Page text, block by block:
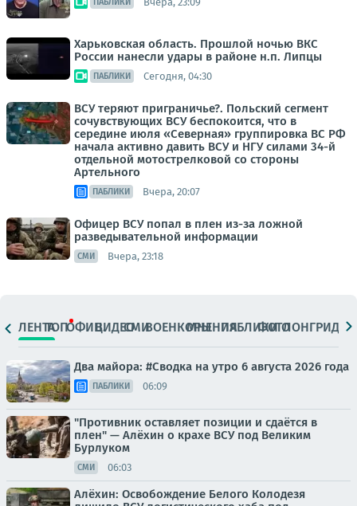
Харьковская область. Прошлой ночью ВКС
России нанесли удары в районе н.п. Липцы
ПАБЛИКИ Сегодня, 04:30
ВСУ теряют приграничье?. Польский сегмент
сочувствующих ВСУ беспокоится, что в
середине июля «Северная» группировка ВС РФ
начала активно давить ВСУ и НГУ силами 34-й
отдельной мотострелковой со стороны
Артельного
ПАБЛИКИ Вчера, 20:07
Офицер ВСУ попал в плен из-за ложной
разведывательной информации
СМИ Вчера, 23:18
ЛЕНТАТОПОФИЦ.ВИДЕОСМИВОЕНКОРЫМНЕНИЯПАБЛИКИ
ФОТОЛОНГРИДЫ
Два майора: #Сводка на утро 6 августа 2026 года
ПАБЛИКИ 06:09
"Противник оставляет позиции и сдаётся в
плен" — Алёхин о крахе ВСУ под Великим
Бурлуком
СМИ 06:03
Алёхин: Освобождение Белого Колодезя